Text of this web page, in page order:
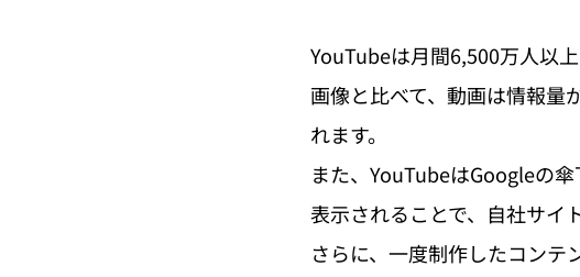
YouTubeは月間6,500万人以
画像と比べて、動画は情報量
れます。
また、YouTubeはGoogleの
表示されることで、自社サイ
さらに、一度制作したコンテ